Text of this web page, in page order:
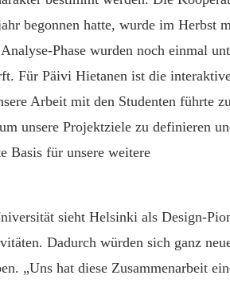
begonnen hatte, wurde im Herbst
Phase wurden noch einmal
Für Päivi Hietanen ist die
Arbeit mit den Studenten führte
unsere Projektziele zu definieren
Basis für unsere weitere
sieht Helsinki als Design-
Dadurch würden sich ganz
„Uns hat diese Zusammenarbeit